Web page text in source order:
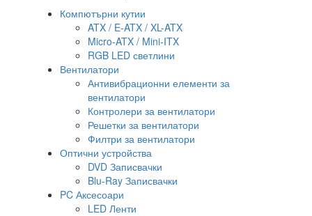
Компютърни кутии
ATX / E-ATX / XL-ATX
Micro-ATX / Mini-ITX
RGB LED светлини
Вентилатори
Антивибрационни елементи за
вентилатори
Контролери за вентилатори
Решетки за вентилатори
Филтри за вентилатори
Оптични устройства
DVD Записвачки
Blu-Ray Записвачки
PC Аксесоари
LED Ленти